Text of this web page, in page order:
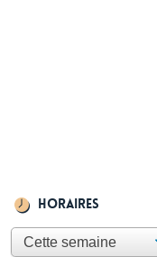
Horaires